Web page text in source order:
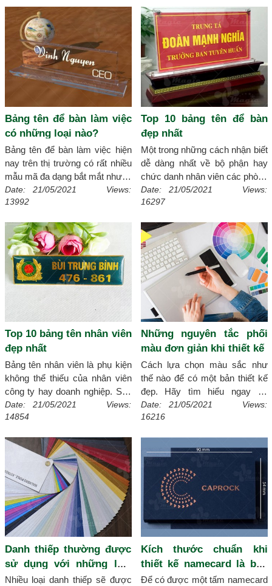
ngay sau bài viết này
Bảng tên để bàn làm việc
có những loại nào?
Bảng tên để bàn làm việc hiện
nay trên thị trường có rất nhiều
mẫu mã đa dạng bắt mắt nhưng
không biết bao gồm có bao
nhiêu loại, để biết được các loại
bài viết dưới đây nhé![Chi tiết]
Date: 21/05/2021 Views:
13992
Top 10 bảng tên để bàn
đẹp nhất
Một trong những cách nhận biết
dễ dàng nhất về bộ phận hay
chức danh nhân viên các phòng
ban chính là bảng tên để bàn.
Dưới đây những mẫu bảng tên
chuộng cùng theo dõi bài viết
của Xmagic.vn
[Chi tiết]
Date: 21/05/2021 Views:
16297
Top 10 bảng tên nhân viên
đẹp nhất
Bảng tên nhân viên là phụ kiện
không thể thiếu của nhân viên
công ty hay doanh nghiệp. Sau
đây, xmagic.vn sẽ tổng hợp các
loại bảng tên nhân viên ưa
Date: 21/05/2021 Views:
14854
Những nguyên tắc phối
màu đơn giản khi thiết kế
Cách lựa chọn màu sắc như
thế nào để có một bản thiết kế
đẹp. Hãy tìm hiểu ngay về
những nguyên tắc phối màu
trong thiết kế rất đơn giản
Date: 21/05/2021 Views:
16216
Danh thiếp thường được
sử dụng với những loại
chất liệu gì?
Nhiều loại danh thiếp sẽ được
Kích thước chuẩn khi
thiết kế namecard là bao
nhiêu?
Để có được một tấm namecard